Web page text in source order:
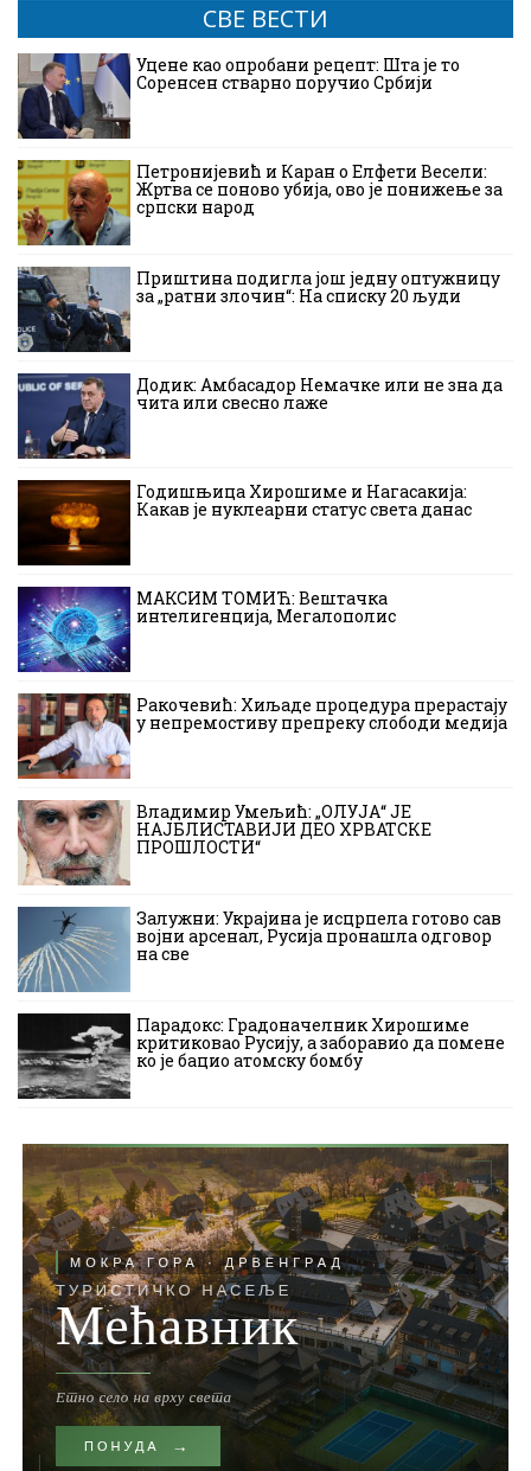
СВЕ ВЕСТИ
Уцене као опробани рецепт: Шта је то
Соренсен стварно поручио Србији
Петронијевић и Каран о Елфети Весели:
Жртва се поново убија, ово је понижење за
српски народ
Приштина подигла још једну оптужницу
за „ратни злочин“: На списку 20 људи
Додик: Амбасадор Немачке или не зна да
чита или свесно лаже
Годишњица Хирошиме и Нагасакија:
Какав је нуклеарни статус света данас
МАКСИМ ТОМИЋ: Вештачка
интелигенција, Мегалополис
Ракочевић: Хиљаде процедура прерастају
у непремостиву препреку слободи медија
Владимир Умељић: „ОЛУЈА“ ЈЕ
НАЈБЛИСТАВИЈИ ДЕО ХРВАТСКЕ
ПРОШЛОСТИ“
Залужни: Украјина је исцрпела готово сав
војни арсенал, Русија пронашла одговор
на све
Парадокс: Градоначелник Хирошиме
критиковао Русију, а заборавио да помене
ко је бацио атомску бомбу